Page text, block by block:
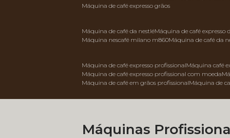
máquina de café expresso grãos
máquina de café da nestlé
máquina de café expresso
máquina nescafé milano m860
máquina de café da
máquina de café expresso profissional
máquina café
máquina de café expresso profissional com moeda
máquina de café em grãos profissional
máquina de
Máquinas